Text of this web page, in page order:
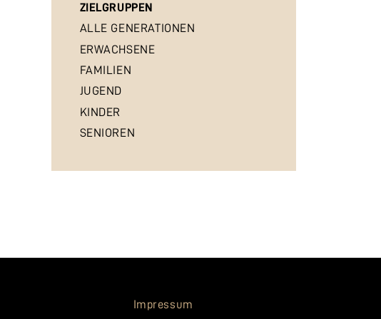
ZIELGRUPPEN
ALLE GENERATIONEN
ERWACHSENE
FAMILIEN
JUGEND
KINDER
SENIOREN
Impressum